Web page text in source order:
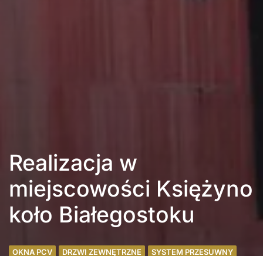
Realizacja w
miejscowości Księżyno
koło Białegostoku
OKNA PCV DRZWI ZEWNĘTRZNE SYSTEM PRZESUWNY